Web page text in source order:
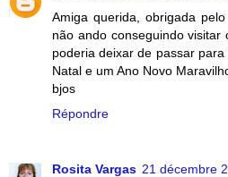
Amiga querida, obrigada
não ando conseguindo
poderia deixar de passar
Natal e um Ano Novo
bjos
Répondre
Rosita Vargas 21 décembre